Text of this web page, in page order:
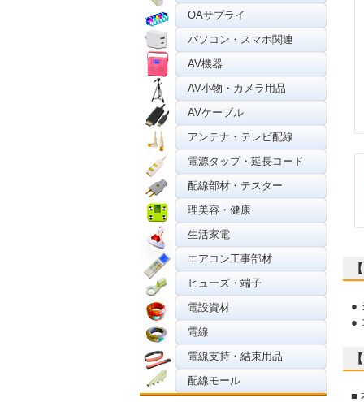
OAサプライ
パソコン・スマホ関連
AV機器
AV小物・カメラ用品
AVケーブル
アンテナ・テレビ配線
電源タップ・延長コード
配線部材・テスター
理美容・健康
生活家電
エアコン工事部材
ヒューズ・端子
電設資材
電線
電線支持・結束用品
配線モール
●
●
■